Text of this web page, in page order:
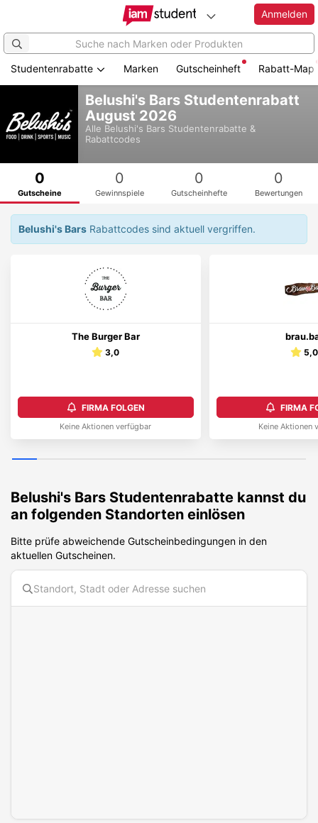
springen
Anmelden
Studentenrabatte Marken Gutscheinheft Rabatt-Map
Belushi's Bars Studentenrabatt
August 2026
Alle Belushi's Bars Studentenrabatte &
Rabattcodes
0
Gutscheine
0
Gewinnspiele
0
Gutscheinhefte
0
Bewertungen
Belushi's Bars Rabattcodes sind aktuell vergriffen.
The Burger Bar
3,0
FIRMA FOLGEN
Keine Aktionen verfügbar
5,0
FIRMA
Keine Aktionen
Belushi's Bars Studentenrabatte kannst du
an folgenden Standorten einlösen
Bitte prüfe abweichende Gutscheinbedingungen in den
aktuellen Gutscheinen.